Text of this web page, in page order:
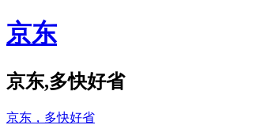
京东
京东,多快好省
京东，多快好省